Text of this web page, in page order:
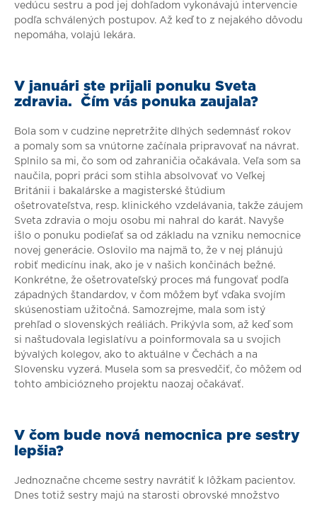
vedúcu sestru a pod jej dohľadom vykonávajú intervencie
podľa schválených postupov. Až keď to z nejakého dôvodu
nepomáha, volajú lekára.
V januári ste prijali ponuku Sveta
zdravia. Čím vás ponuka zaujala?
Bola som v cudzine nepretržite dlhých sedemnásť rokov
a pomaly som sa vnútorne začínala pripravovať na návrat.
Splnilo sa mi, čo som od zahraničia očakávala. Veľa som sa
naučila, popri práci som stihla absolvovať vo Veľkej
Británii i bakalárske a magisterské štúdium
ošetrovateľstva, resp. klinického vzdelávania, takže záujem
Sveta zdravia o moju osobu mi nahral do karát. Navyše
išlo o ponuku podieľať sa od základu na vzniku nemocnice
novej generácie. Oslovilo ma najmä to, že v nej plánujú
robiť medicínu inak, ako je v našich končinách bežné.
Konkrétne, že ošetrovateľský proces má fungovať podľa
západných štandardov, v čom môžem byť vďaka svojím
skúsenostiam užitočná. Samozrejme, mala som istý
prehľad o slovenských reáliách. Prikývla som, až keď som
si naštudovala legislatívu a poinformovala sa u svojich
bývalých kolegov, ako to aktuálne v Čechách a na
Slovensku vyzerá. Musela som sa presvedčiť, čo môžem od
tohto ambiciózneho projektu naozaj očakávať.
V čom bude nová nemocnica pre sestry
lepšia?
Jednoznačne chceme sestry navrátiť k lôžkam pacientov.
Dnes totiž sestry majú na starosti obrovské množstvo